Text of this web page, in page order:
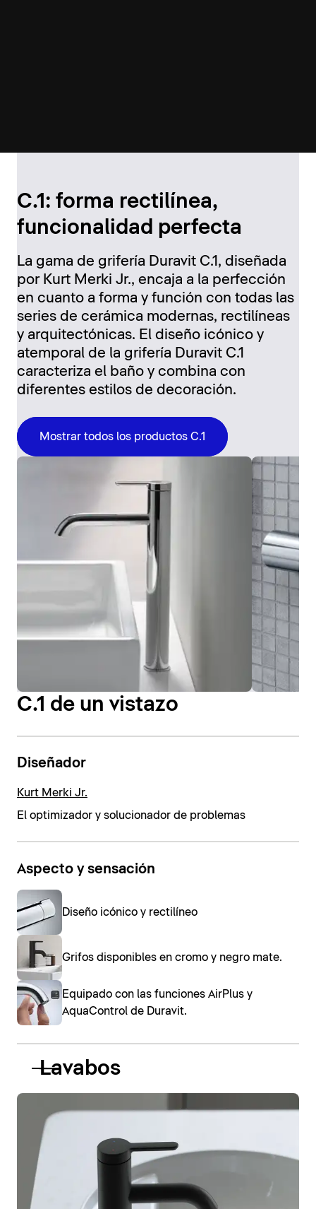
C.1: forma rectilínea,
funcionalidad perfecta
La gama de grifería Duravit C.1, diseñada
por Kurt Merki Jr., encaja a la perfección
en cuanto a forma y función con todas las
series de cerámica modernas, rectilíneas
y arquitectónicas. El diseño icónico y
atemporal de la grifería Duravit C.1
caracteriza el baño y combina con
diferentes estilos de decoración.
Mostrar todos los productos C.1
C.1 de un vistazo
Diseñador
Kurt Merki Jr.
El optimizador y solucionador de problemas
Aspecto y sensación
Diseño icónico y rectilíneo
Grifos disponibles en cromo y negro mate.
Equipado con las funciones AirPlus y
AquaControl de Duravit.
Lavabos